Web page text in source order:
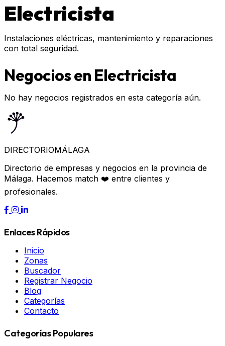
Electricista
Instalaciones eléctricas, mantenimiento y reparaciones
con total seguridad.
Negocios en Electricista
No hay negocios registrados en esta categoría aún.
DIRECTORIOMÁLAGA
Directorio de empresas y negocios en la provincia de
Málaga. Hacemos match ❤️ entre clientes y
profesionales.
Enlaces Rápidos
Inicio
Zonas
Buscador
Registrar Negocio
Blog
Categorías
Contacto
Categorías Populares